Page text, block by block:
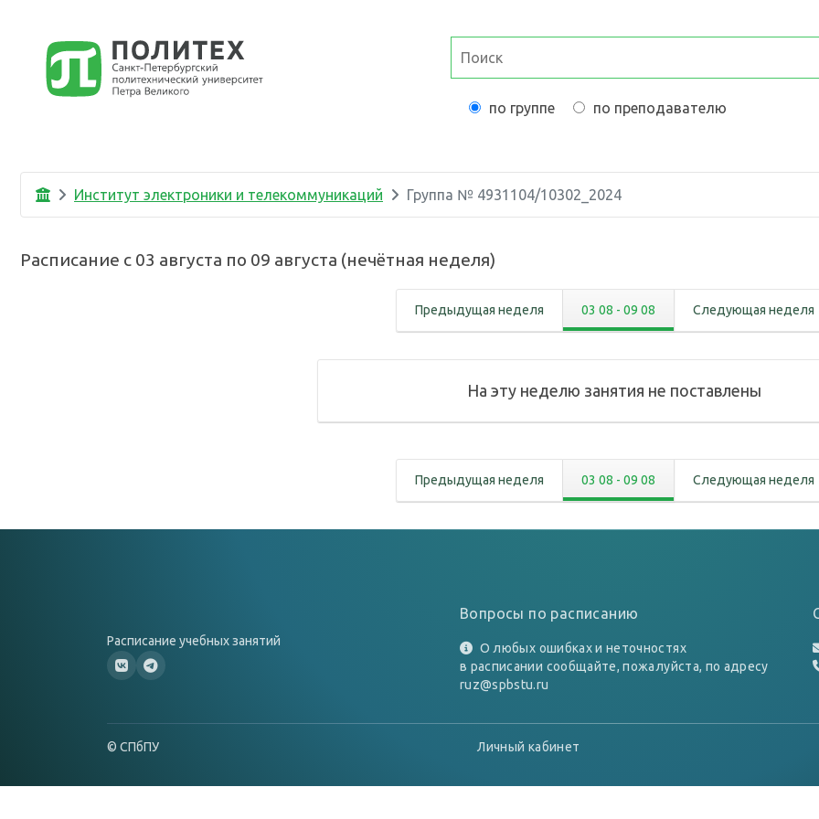
по группе по преподавателю
Институт электроники и телекоммуникаций Группа № 4931104/10302_2024
Расписание с 03 августа по 09 августа (нечётная неделя)
Предыдущая неделя 03 08 - 09 08 Следующая неделя
На эту неделю занятия не поставлены
Предыдущая неделя 03 08 - 09 08 Следующая неделя
Расписание учебных занятий
Вопросы по расписанию
О любых ошибках и неточностях
в расписании сообщайте, пожалуйста, по адресу
ruz@spbstu.ru
© СПбПУ Личный кабинет